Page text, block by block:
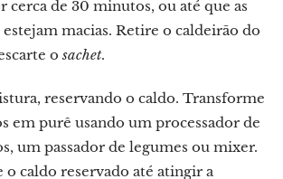
cerca de 30 minutos, ou até que as
macias. Retire o caldeirão do
osachet.
reservando o caldo. Transforme
em purê usando um processador de
um passador de legumes ou mixer.
o caldo reservado até atingir a